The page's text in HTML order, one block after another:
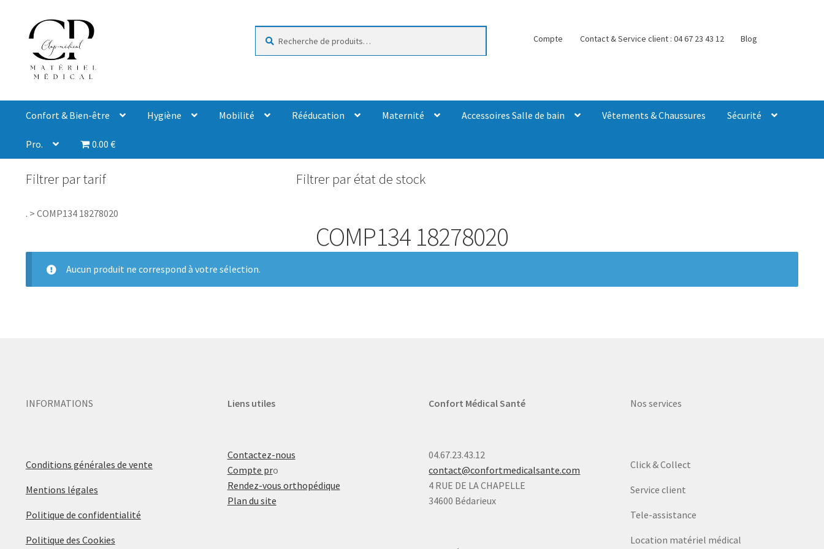
Compte Contact & Service client : 04 67 23 43 12 Blog
Confort & Bien-être Hygiène Mobilité Rééducation Maternité Accessoires Salle de bain Vêtements & Chaussures Sécurité
Pro. 0.00 €
Filtrer par tarif Filtrer par état de stock
. > COMP134 18278020
COMP134 18278020
Aucun produit ne correspond à votre sélection.
INFORMATIONS
Conditions générales de vente
Mentions légales
Politique de confidentialité
Politique des Cookies
Liens utiles
Contactez-nous
Compte pro
Rendez-vous orthopédique
Plan du site
Confort Médical Santé
04.67.23.43.12
contact@confortmedicalsante.com
4 RUE DE LA CHAPELLE
34600 Bédarieux
Nos services
Click & Collect
Service client
Tele-assistance
Location matériel médical